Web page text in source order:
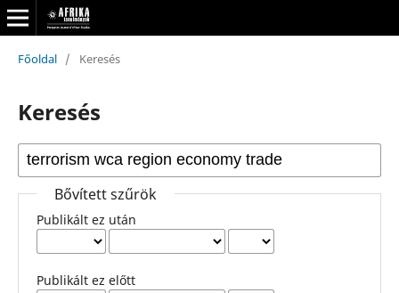
Főoldal / Keresés
Keresés
Bővített szűrök
Publikált ez után
Publikált ez előtt